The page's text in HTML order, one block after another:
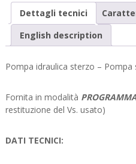
Dettagli tecnici
English description
Pompa idraulica sterzo –
Fornita in modalità
restituzione del Vs. usato)
DATI TECNICI: